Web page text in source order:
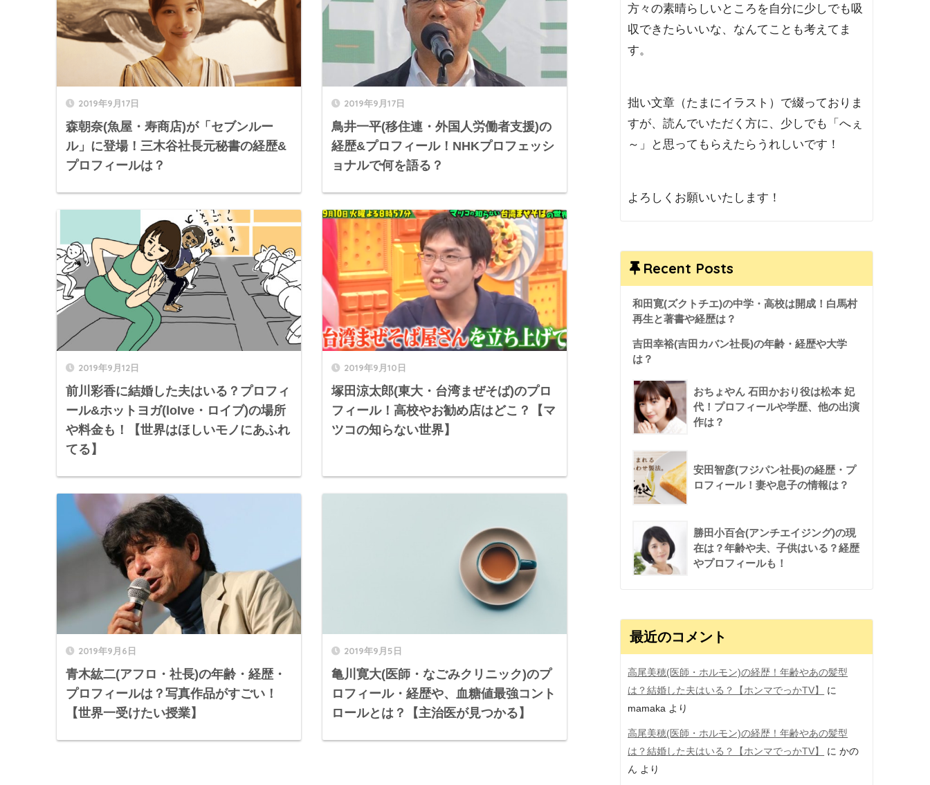
2019年9月17日
森朝奈(魚屋・寿商店)が「セブンルー
ル」に登場！三木谷社長元秘書の経歴&
プロフィールは？
2019年9月17日
鳥井一平(移住連・外国人労働者支援)の
経歴&プロフィール！NHKプロフェッシ
ョナルで何を語る？
2019年9月12日
前川彩香に結婚した夫はいる？プロフィ
ール&ホットヨガ(loIve・ロイブ)の場所
や料金も！【世界はほしいモノにあふれ
てる】
2019年9月10日
塚田涼太郎(東大・台湾まぜそば)のプロ
フィール！高校やお勧め店はどこ？【マ
ツコの知らない世界】
2019年9月6日
青木紘二(アフロ・社長)の年齢・経歴・
プロフィールは？写真作品がすごい！
【世界一受けたい授業】
2019年9月5日
亀川寛大(医師・なごみクリニック)のプ
ロフィール・経歴や、血糖値最強コント
ロールとは？【主治医が見つかる】
方々の素晴らしいところを自分に少しでも吸
収できたらいいな、なんてことも考えてま
す。
拙い文章（たまにイラスト）で綴っておりま
すが、読んでいただく方に、少しでも「へぇ
～」と思ってもらえたらうれしいです！
よろしくお願いいたします！
Recent Posts
和田寛(ズクトチエ)の中学・高校は開成！白馬村
再生と著書や経歴は？
吉田幸裕(吉田カバン社長)の年齢・経歴や大学
は？
おちょやん 石田かおり役は松本 妃
代！プロフィールや学歴、他の出演
作は？
安田智彦(フジパン社長)の経歴・プ
ロフィール！妻や息子の情報は？
勝田小百合(アンチエイジング)の現
在は？年齢や夫、子供はいる？経歴
やプロフィールも！
最近のコメント
高尾美穂(医師・ホルモン)の経歴！年齢やあの髪型
は？結婚した夫はいる？【ホンマでっかTV】
に
mamaka より
高尾美穂(医師・ホルモン)の経歴！年齢やあの髪型
は？結婚した夫はいる？【ホンマでっかTV】
にかの
ん より